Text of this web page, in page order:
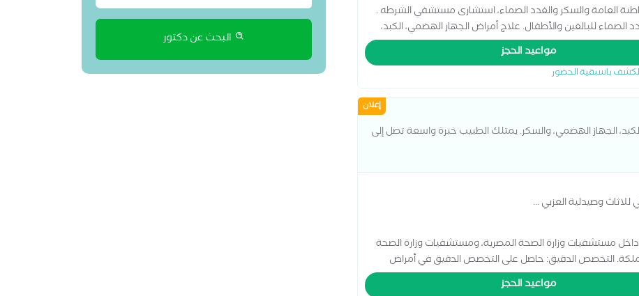
العامة والسكر والغدد الصماء، استشارى مستشفي الشرطه .
للبالغين والأطفال. علاج أمراض الجهاز الهضمي، الكبد،
مواعيد الحجز
باسبقية الحضور
إعلان
الجهاز الهضمي، والسكر. يمتلك الطبيب خبرة واسعة تصل إلى
وصيدلية العزبي...
من العمل الطبي داخل مستشفيات وزارة الصحة المصرية، ومستشفيات وزارة الصحة
التخصص الدقيق: حاصل على التخصص الدقيق في أمراض
السابقة: شغل منصب رئيس قسم الباطنة في معهد ناصر
الدبلومة الأمريكية لمشاكل الصدر والحساسية والمناعة من
مواعيد الحجز
البحث عن دكتور